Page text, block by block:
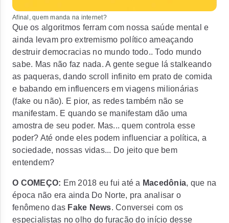
Afinal, quem manda na internet?
Que os algoritmos ferram com nossa saúde mental e
ainda levam pro extremismo político ameaçando
destruir democracias no mundo todo.. Todo mundo
sabe. Mas não faz nada. A gente segue lástalkeando
as paqueras, dando scroll infinito em prato de comida
e babando em influencers em viagens milionárias
(fake ou não). E pior, as redes também não se
manifestam. E quando se manifestam dão uma
amostra de seu poder. Mas... quem controla esse
poder? Até onde eles podem influenciar a política, a
sociedade, nossas vidas... Do jeito que bem
entendem?
O COMEÇO: Em 2018 eu fui até a Macedônia, que na
época não era ainda Do Norte, pra analisar o
fenômeno das Fake News. Conversei com os
especialistas no olho do furacão do início desse